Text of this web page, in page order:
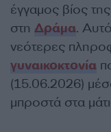
έγγαμος βίος
στη Δράμα.
νεότερες
γυναικοκτονία
(15.06.2026)
μπροστά στα